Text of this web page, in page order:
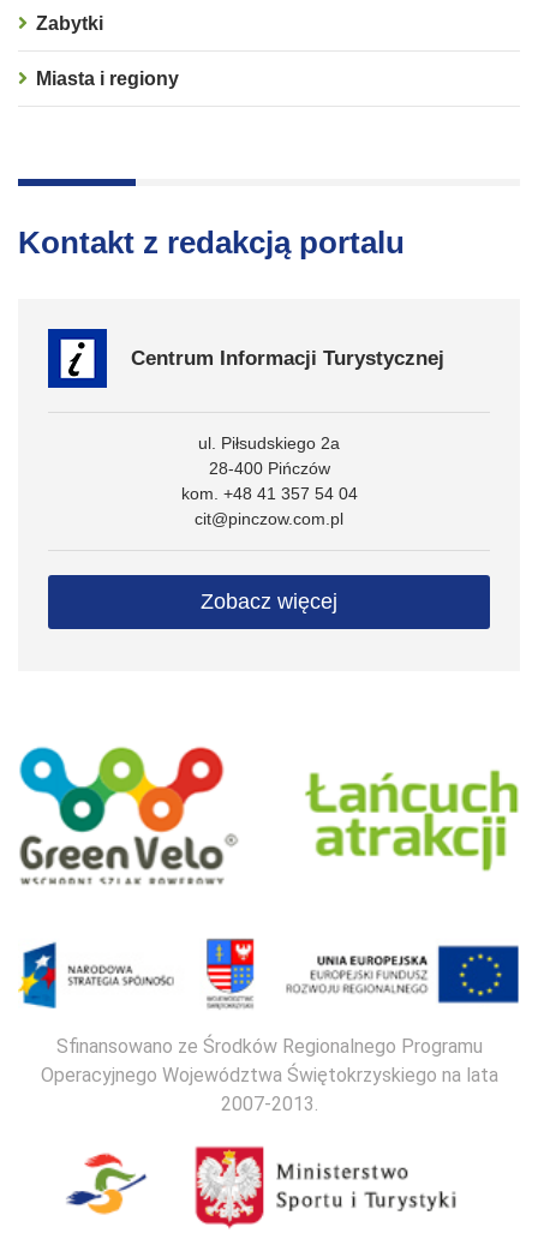
Zabytki
Miasta i regiony
Kontakt z redakcją portalu
Centrum Informacji Turystycznej
ul. Piłsudskiego 2a
28-400 Pińczów
kom. +48 41 357 54 04
cit@pinczow.com.pl
Zobacz więcej
Sfinansowano ze Środków Regionalnego Programu
Operacyjnego Województwa Świętokrzyskiego na lata
2007-2013.